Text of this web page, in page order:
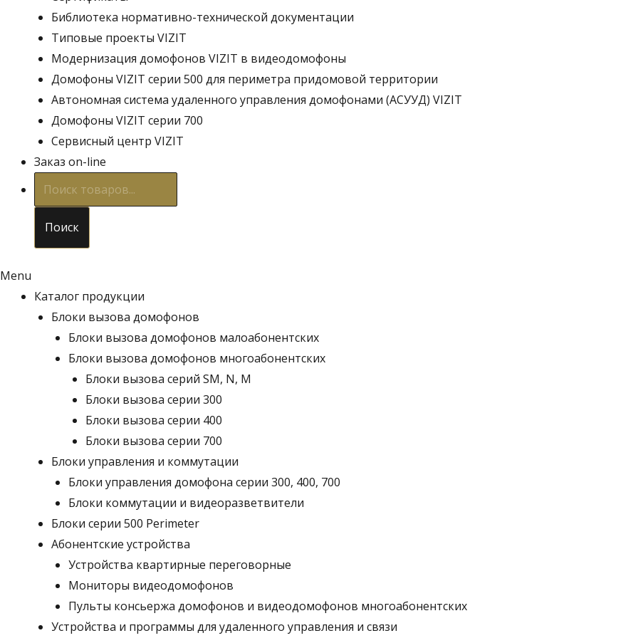
Библиотека нормативно-технической документации
Типовые проекты VIZIT
Модернизация домофонов VIZIT в видеодомофоны
Домофоны VIZIT серии 500 для периметра придомовой территории
Автономная система удаленного управления домофонами (АСУУД) VIZIT
Домофоны VIZIT серии 700
Сервисный центр VIZIT
Заказ on-line
Поиск
товаров
Поиск
Menu
Каталог продукции
Блоки вызова домофонов
Блоки вызова домофонов малоабонентских
Блоки вызова домофонов многоабонентских
Блоки вызова серий SM, N, M
Блоки вызова серии 300
Блоки вызова серии 400
Блоки вызова серии 700
Блоки управления и коммутации
Блоки управления домофона серии 300, 400, 700
Блоки коммутации и видеоразветвители
Блоки серии 500 Perimeter
Абонентские устройства
Устройства квартирные переговорные
Мониторы видеодомофонов
Пульты консьержа домофонов и видеодомофонов многоабонентских
Устройства и программы для удаленного управления и связи